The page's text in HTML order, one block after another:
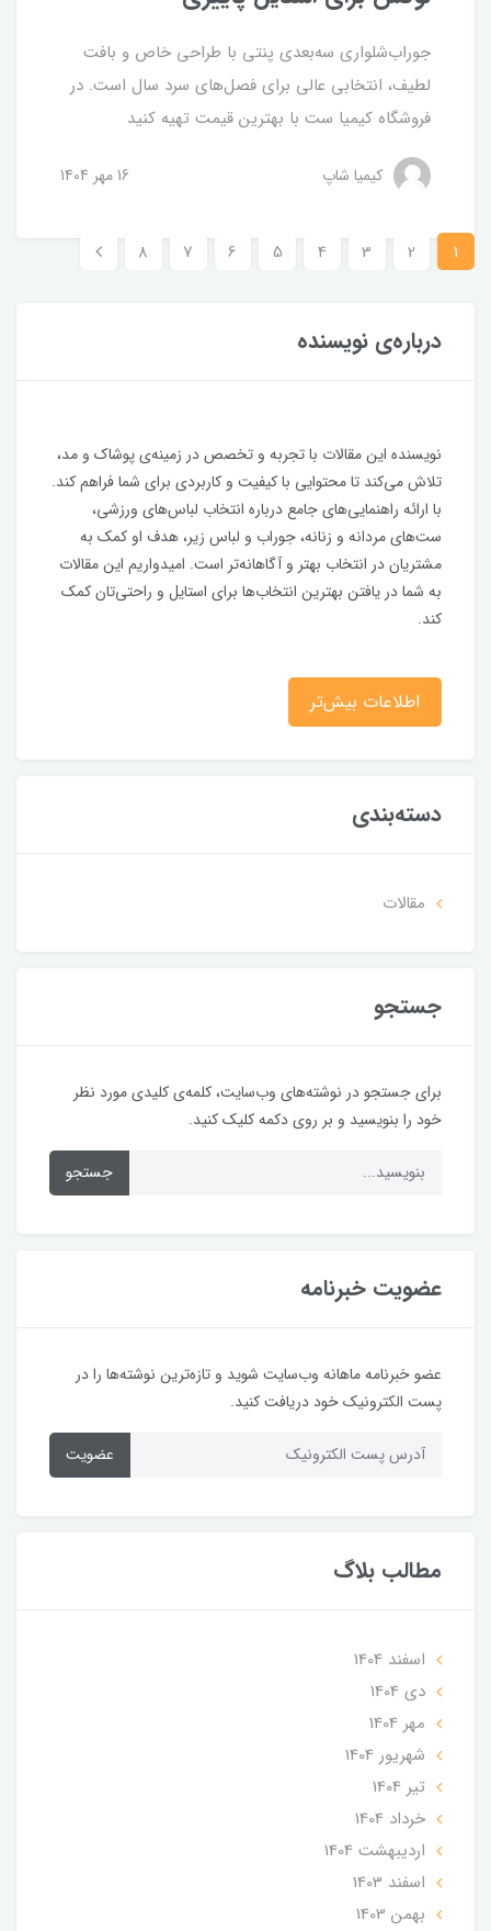
جوراب‌شلواری سه‌بعدی پنتی با طراحی خاص و بافت
لطیف، انتخابی عالی برای فصل‌های سرد سال است. در
فروشگاه کیمیا ست با بهترین قیمت تهیه کنید
کیمیا شاپ 16 مهر 1404
1
2
3
4
5
6
7
8
درباره‌ی نویسنده
نویسنده این مقالات با تجربه و تخصص در زمینه‌ی پوشاک و مد،
تلاش می‌کند تا محتوایی با کیفیت و کاربردی برای شما فراهم کند.
با ارائه راهنمایی‌های جامع درباره انتخاب لباس‌های ورزشی،
ست‌های مردانه و زنانه، جوراب و لباس زیر، هدف او کمک به
مشتریان در انتخاب بهتر و آگاهانه‌تر است. امیدواریم این مقالات
به شما در یافتن بهترین انتخاب‌ها برای استایل و راحتی‌تان کمک
کند.
اطلاعات بیش‌تر
دسته‌بندی
مقالات
جستجو
برای جستجو در نوشته‌های وب‌سایت، کلمه‌ی کلیدی مورد نظر
خود را بنویسید و بر روی دکمه کلیک کنید.
جستجو
عضویت خبرنامه
عضو خبرنامه ماهانه وب‌سایت شوید و تازه‌ترین نوشته‌ها را در
پست الکترونیک خود دریافت کنید.
عضویت
مطالب بلاگ
اسفند 1404
دی 1404
مهر 1404
شهریور 1404
تير 1404
خرداد 1404
ارديبهشت 1404
اسفند 1403
بهمن 1403